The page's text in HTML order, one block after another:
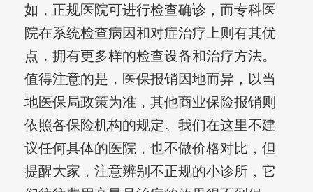
如，正规医院可进行检查确诊，而专科医
院在系统检查病因和对症治疗上则有其优
点，拥有更多样的检查设备和治疗方法。
值得注意的是，医保报销因地而异，以当
地医保局政策为准，其他商业保险报销则
依照各保险机构的规定。我们在这里不建
议任何具体的医院，也不做价格对比，但
提醒大家，注意辨别不正规的小诊所，它